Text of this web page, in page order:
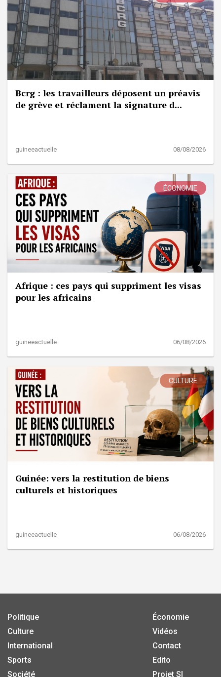
Bcrg : les travailleurs déposent un préavis
de grève et réclament la signature d...
guineeactuelle 08/08/2026
ÉCONOMIE
Afrique : ces pays qui suppriment les visas
pour les africains
guineeactuelle 06/08/2026
CULTURE
Guinée: vers la restitution de biens
culturels et historiques
guineeactuelle 06/08/2026
Politique
Culture
International
Sports
Société
Économie
Vidéos
Contact
Edito
Projet SI